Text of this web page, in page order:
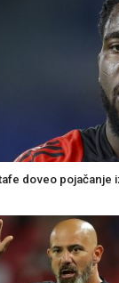
doveo pojačanje